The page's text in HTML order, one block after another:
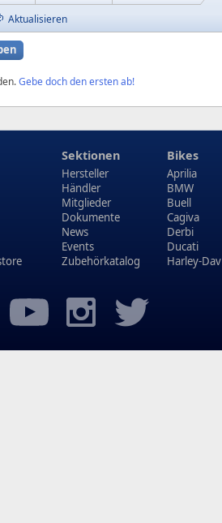
Aktualisieren
Gebe doch den ersten ab!
Sektionen
Hersteller
Händler
Mitglieder
Dokumente
News
Events
Zubehörkatalog
Bikes
Aprilia
BMW
Buell
Cagiva
Derbi
Ducati
Harley-